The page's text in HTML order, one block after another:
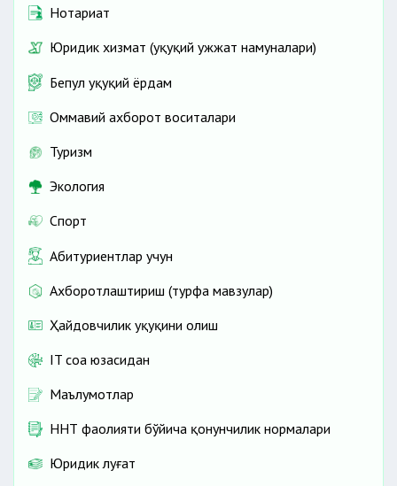
Нотариат
Юридик хизмат (ҳуқуқий ҳужжат намуналари)
Бепул ҳуқуқий ёрдам
Оммавий ахборот воситалари
Туризм
Экология
Спорт
Абитуриентлар учун
Ахборотлаштириш (турфа мавзулар)
Ҳайдовчилик ҳуқуқини олиш
IT соҳа юзасидан
Маълумотлар
ННТ фаолияти бўйича қонунчилик нормалари
Юридик луғат